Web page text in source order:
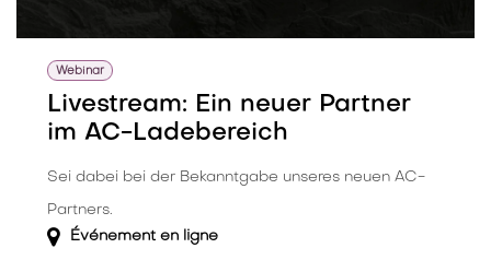
Webinar
Livestream: Ein neuer Partner
im AC-Ladebereich
Sei dabei bei der Bekanntgabe unseres neuen AC-
Partners.
Événement en ligne